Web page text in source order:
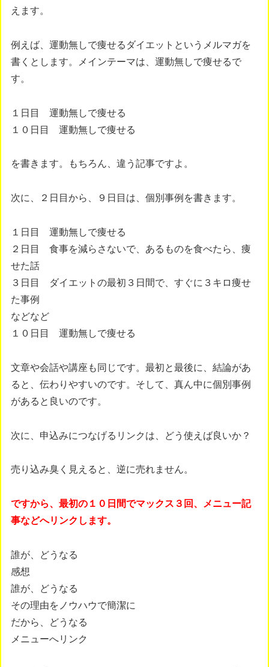
えます。
例えば、運動無しで痩せるダイエットというメルマガを
書くとします。メインテーマは、運動無しで痩せるで
す。
１日目 運動無しで痩せる
１０日目 運動無しで痩せる
を書きます。もちろん、違う記事ですよ。
次に、２日目から、９日目は、個別事例を書きます。
１日目 運動無しで痩せる
２日目 食事を減らさないで、あるものを食べたら、痩
せた話
３日目 ダイエットの最初３日間で、すぐに３キロ痩せ
た事例
などなど
１０日目 運動無しで痩せる
文章や会話や講座も同じです。最初と最後に、結論があ
ると、伝わりやすいのです。そして、真ん中に個別事例
があると良いのです。
次に、申込みにつなげるリンクは、どう使えば良いか？
売り込み臭く見えると、逆に売れません。
ですから、最初の１０日間でマックス３回、メニュー記
事などへリンクします。
誰が、どうなる
感想
誰が、どうなる
その理由をノウハウで簡潔に
だから、どうなる
メニューへリンク